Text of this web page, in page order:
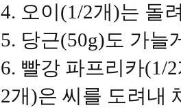
4. 오이(1/2개)는 돌
5. 당근(50g)도 가늘
6. 빨강 파프리카(1/
2개)은 씨를 도려내